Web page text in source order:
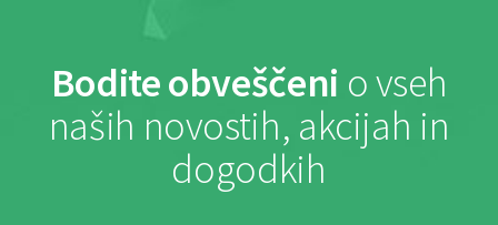
Bodite obveščeni o vseh
naših novostih, akcijah in
dogodkih